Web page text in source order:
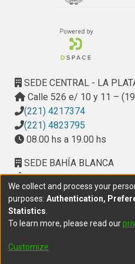
SEDE CENTRAL - LA
Calle 526 e/ 10 y 11 –
(221) 4217374
(221) 4823795
08.00 hs a 19.00 hs
SEDE BAHÍA BLANCA
Calle Ciudad de Cali 320
Provincial del Sudoeste
(291) 459 2550, interno
10.00 h a 14.00 h
We collect and process your
purposes: Authentication,
Statistics
To learn more, please read our
Customize